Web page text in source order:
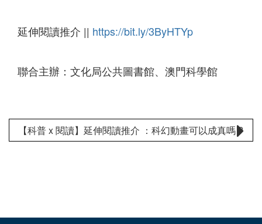
延伸閱讀推介 || https://bit.ly/3ByHTYp
聯合主辦：文化局公共圖書館、澳門科學館
【科普 x 閱讀】延伸閱讀推介 ：科幻動畫可以成真嗎 ?